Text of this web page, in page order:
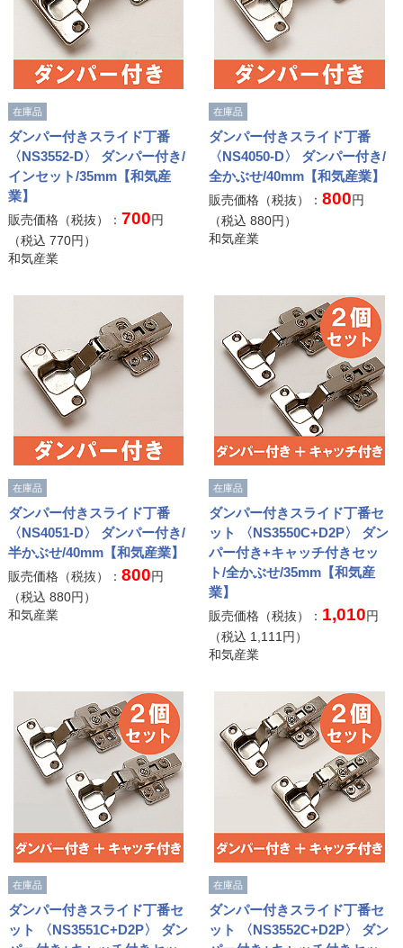
在庫品
ダンパー付きスライド丁番
〈NS3552-D〉 ダンパー付き/
インセット/35mm【和気産
業】
販売価格（税抜）： 700円
（税込 770円）
和気産業
在庫品
ダンパー付きスライド丁番
〈NS4050-D〉 ダンパー付き/
全かぶせ/40mm【和気産業】
販売価格（税抜）：800円
（税込880円）
和気産業
在庫品
ダンパー付きスライド丁番
〈NS4051-D〉 ダンパー付き/
半かぶせ/40mm【和気産業】
販売価格（税抜）： 800円
（税込 880円）
和気産業
在庫品
ダンパー付きスライド丁番セ
ット 〈NS3550C+D2P〉 ダン
パー付き+キャッチ付きセッ
ト/全かぶせ/35mm【和気産
業】
販売価格（税抜）： 1,010円
（税込 1,111円）
和気産業
在庫品
ダンパー付きスライド丁番セ
ット 〈NS3551C+D2P〉 ダン
在庫品
ダンパー付きスライド丁番セ
ット 〈NS3552C+D2P〉 ダン